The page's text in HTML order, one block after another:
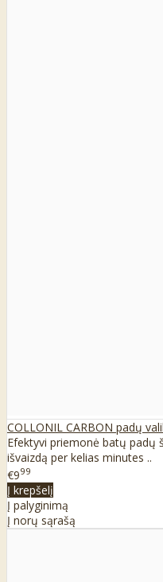
COLLONIL CARBON padų
Efektyvi priemonė batų padų
išvaizdą per kelias minutes ..
€999
Į krepšelį
Į palyginimą
Į norų sąrašą